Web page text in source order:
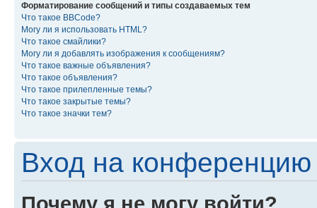
Форматирование сообщений и типы создаваемых тем
Что такое BBCode?
Могу ли я использовать HTML?
Что такое смайлики?
Могу ли я добавлять изображения к сообщениям?
Что такое важные объявления?
Что такое объявления?
Что такое прилепленные темы?
Что такое закрытые темы?
Что такое значки тем?
Вход на конференцию